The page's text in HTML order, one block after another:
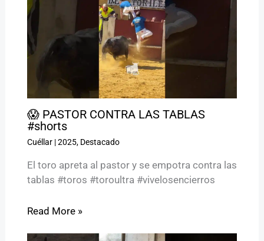
😱 PASTOR CONTRA LAS TABLAS
#shorts
Cuéllar|2025, Destacado
El toro apreta al pastor y se empotra contra las
tablas #toros #toroultra #vivelosencierros
Read More »